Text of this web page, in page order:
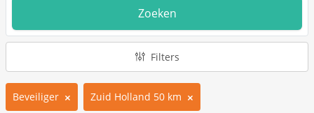
Zoeken
Filters
Beveiliger Zuid Holland 50 km